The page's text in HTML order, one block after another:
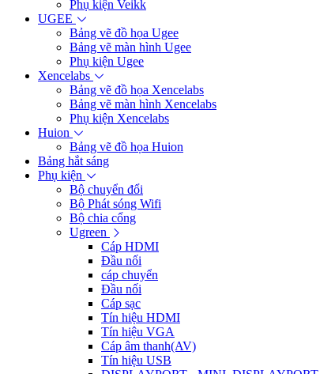
Phụ kiện Veikk
UGEE
Bảng vẽ đồ họa Ugee
Bảng vẽ màn hình Ugee
Phụ kiện Ugee
Xencelabs
Bảng vẽ đồ họa Xencelabs
Bảng vẽ màn hình Xencelabs
Phụ kiện Xencelabs
Huion
Bảng vẽ đồ họa Huion
Bảng hắt sáng
Phụ kiện
Bộ chuyển đổi
Bộ Phát sóng Wifi
Bộ chia cổng
Ugreen
Cáp HDMI
Đầu nối
cáp chuyển
Đầu nối
Cáp sạc
Tín hiệu HDMI
Tín hiệu VGA
Cáp âm thanh(AV)
Tín hiệu USB